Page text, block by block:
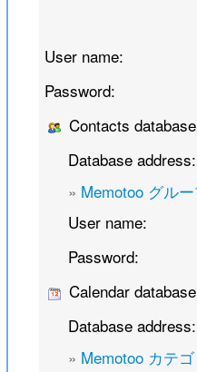
User name:
Password:
Contacts database
Database address:
» Memotoo グル
User name:
Password:
Calendar database
Database address:
» Memotoo カテ